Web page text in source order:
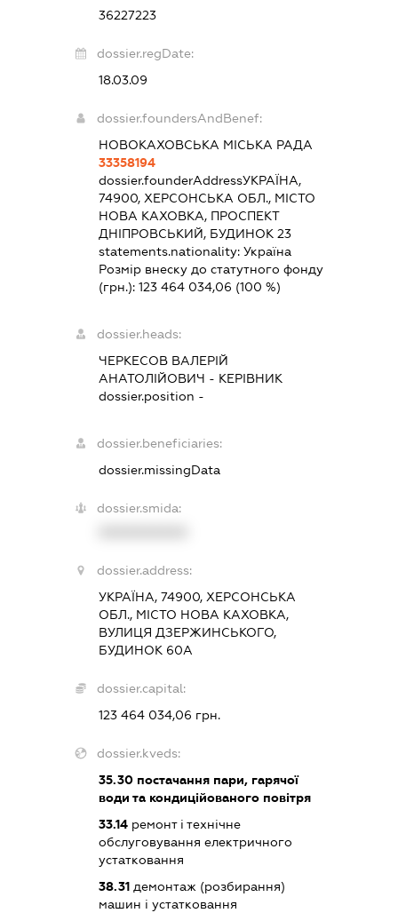
36227223
dossier.regDate:
18.03.09
dossier.foundersAndBenef:
НОВОКАХОВСЬКА МІСЬКА РАДА
33358194
dossier.founderAddressУКРАЇНА,
74900, ХЕРСОНСЬКА ОБЛ., МІСТО
НОВА КАХОВКА, ПРОСПЕКТ
ДНІПРОВСЬКИЙ, БУДИНОК 23
statements.nationality:Україна
Розмір внеску до статутного фонду
(грн.):123 464 034,06 (100 %)
dossier.heads:
ЧЕРКЕСОВ ВАЛЕРІЙ
АНАТОЛІЙОВИЧ - КЕРІВНИК
dossier.position -
dossier.beneficiaries:
dossier.missingData
dossier.smida:
dossier.address:
УКРАЇНА, 74900, ХЕРСОНСЬКА
ОБЛ., МІСТО НОВА КАХОВКА,
ВУЛИЦЯ ДЗЕРЖИНСЬКОГО,
БУДИНОК 60А
dossier.capital:
123 464 034,06 грн.
dossier.kveds:
35.30 постачання пари, гарячої
води та кондиційованого повітря
33.14 ремонт і технічне
обслуговування електричного
устатковання
38.31 демонтаж (розбирання)
машин і устатковання